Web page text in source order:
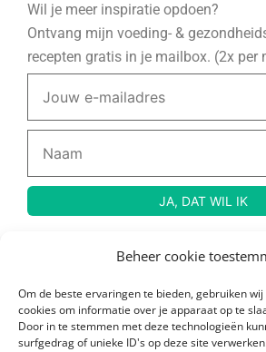
Beheer cookie
Om de beste ervaringen te bieden, gebruiken
cookies om informatie over je apparaat op te
Door in te stemmen met deze technologieën
surfgedrag of unieke ID's op deze site
Wil je meer inspiratie opdoen?
Ontvang mijn voeding- &
recepten gratis in je mailbox. (2x per